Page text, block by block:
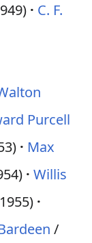
C. F.
Purcell
Max
Willis
/